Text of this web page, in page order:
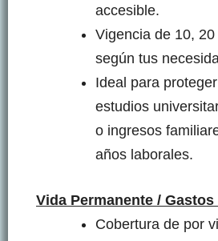
accesible.
Vigencia de 10,
según tus
Ideal para
estudios
o ingresos
años laborales.
Vida Permanente /
Cobertura de por